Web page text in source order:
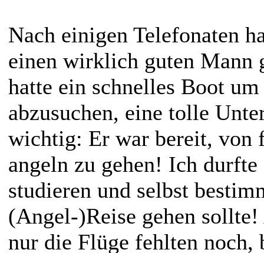
Nach einigen Telefonaten
einen wirklich guten Mann
hatte ein schnelles Boot
abzusuchen, eine tolle
wichtig: Er war bereit, von
angeln zu gehen! Ich durfte
studieren und selbst
(Angel-)Reise gehen
nur die Flüge fehlten noch,